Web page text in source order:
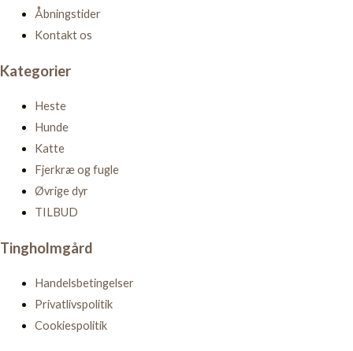
Åbningstider
Kontakt os
Kategorier
Heste
Hunde
Katte
Fjerkræ og fugle
Øvrige dyr
TILBUD
Tingholmgård
Handelsbetingelser
Privatlivspolitik
Cookiespolitik